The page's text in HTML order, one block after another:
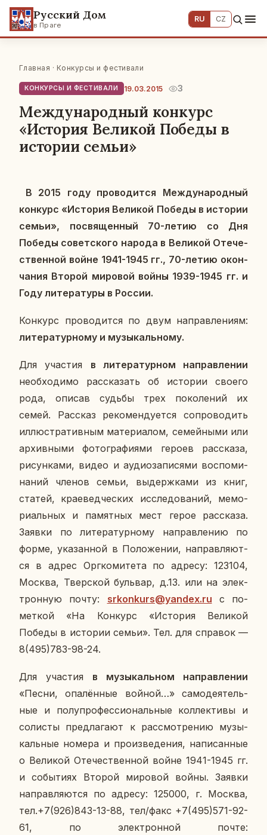
Русский Дом
в Праге
RU CZ
Главная · Конкурсы и фестивали
КОНКУРСЫ И ФЕСТИВАЛИ 19.03.2015 3
Международный конкурс
«История Великой Победы в
истории семьи»
В 2015 году про­во­дит­ся Меж­ду­на­род­ный
кон­курс «Ис­то­рия Ве­ли­кой Победы в ис­то­рии
семьи», по­свя­щен­ный 70-летию со Дня
Победы со­вет­ско­го народа в Ве­ли­кой Оте­че­
ствен­ной войне 1941-1945 гг., 70-летию окон­
ча­ния Второй ми­ро­вой войны 1939-1945 гг. и
Году ли­те­ра­ту­ры в России.
Кон­курс про­во­дит­ся по двум на­прав­ле­ни­ям:
ли­те­ра­тур­но­му и му­зы­каль­но­му.
Для уча­стия в ли­те­ра­тур­ном на­прав­ле­нии
необ­хо­ди­мо рас­ска­зать об ис­то­рии своего
рода, описав судьбы трех по­ко­ле­ний их
семей. Рас­сказ ре­ко­мен­ду­ет­ся со­про­во­дить
ил­лю­стра­тив­ным ма­те­ри­а­лом, се­мей­ны­ми или
ар­хив­ны­ми фо­то­гра­фи­я­ми героев рас­ска­за,
ри­сун­ка­ми, видео и ауди­о­за­пи­ся­ми вос­по­ми­
на­ний членов семьи, вы­держ­ка­ми из книг,
статей, кра­е­вед­че­ских ис­сле­до­ва­ний, ме­мо­
ри­аль­ных и па­мят­ных мест герое рас­ска­за.
Заявки по ли­те­ра­тур­но­му на­прав­ле­нию по
форме, ука­зан­ной в По­ло­же­нии, на­прав­ля­ют­
ся в адрес Орг­ко­ми­те­та по адресу: 123104,
Москва, Твер­ской буль­вар, д.13. или на элек­
трон­ную почту: srkonkurs@yandex.ru с по­
мет­кой «На Кон­курс «Ис­то­рия Ве­ли­кой
Победы в ис­то­рии семьи». Тел. для спра­вок —
8(495)783-98-24.
Для уча­стия в му­зы­каль­ном на­прав­ле­нии
«Песни, опа­лён­ные войной…» са­мо­де­я­тель­
ные и по­лу­про­фес­си­о­наль­ные кол­лек­ти­вы и
со­ли­сты пред­ла­га­ют к рас­смот­ре­нию му­зы­
каль­ные номера и про­из­ве­де­ния, на­пи­сан­ные
о Ве­ли­кой Оте­че­ствен­ной войне 1941-1945 гг.
и со­бы­ти­ях Второй ми­ро­вой войны. Заявки
на­прав­ля­ют­ся по адресу: 125000, г. Москва,
тел.+7(926)843-13-88, тел/факс +7(495)571-92-
61, по элек­трон­ной почте: